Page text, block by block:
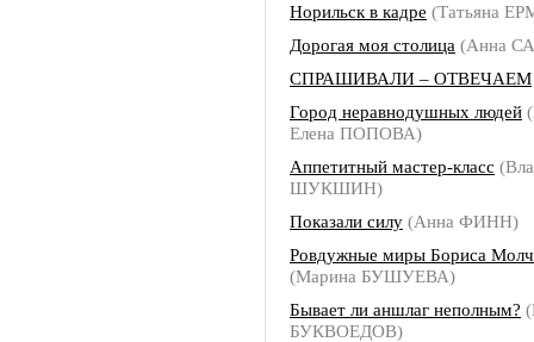
Норильск в кадре (Татьяна
Дорогая моя столица (Анна
СПРАШИВАЛИ – ОТВЕЧАЕМ
Город неравнодушных людей
Елена ПОПОВА)
Аппетитный мастер-класс
ШУКШИН)
Показали силу (Анна ФИНН)
Ровдужные миры Бориса
(Марина БУШУЕВА)
Бывает ли аншлаг неполным?
БУКВОЕДОВ)